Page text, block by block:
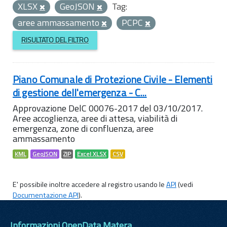
XLSX
GeoJSON
Tag:
aree ammassamento
PCPC
RISULTATO DEL FILTRO
Piano Comunale di Protezione Civile - Elementi
di gestione dell'emergenza - C...
Approvazione DelC 00076-2017 del 03/10/2017.
Aree accoglienza, aree di attesa, viabilità di
emergenza, zone di confluenza, aree
ammassamento
KML GeoJSON ZIP Excel XLSX CSV
E' possibile inoltre accedere al registro usando leAPI(vedi
Documentazione API).